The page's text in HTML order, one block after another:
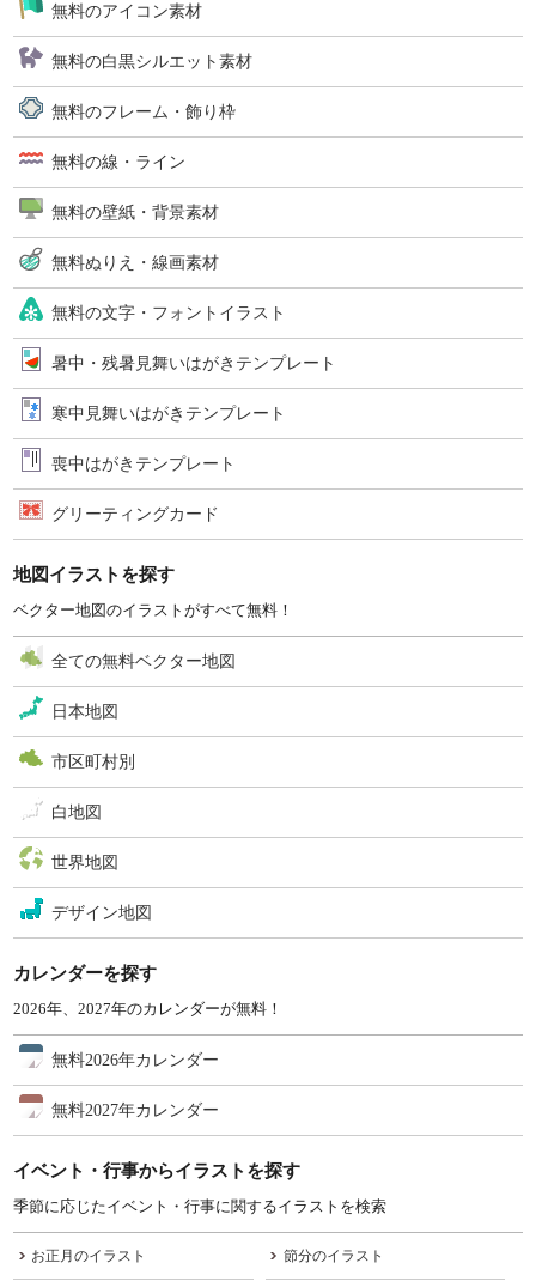
無料のアイコン素材
無料の白黒シルエット素材
無料のフレーム・飾り枠
無料の線・ライン
無料の壁紙・背景素材
無料ぬりえ・線画素材
無料の文字・フォントイラスト
暑中・残暑見舞いはがきテンプレート
寒中見舞いはがきテンプレート
喪中はがきテンプレート
グリーティングカード
地図イラストを探す
ベクター地図のイラストがすべて無料！
全ての無料ベクター地図
日本地図
市区町村別
白地図
世界地図
デザイン地図
カレンダーを探す
2026年、2027年のカレンダーが無料！
無料2026年カレンダー
無料2027年カレンダー
イベント・行事からイラストを探す
季節に応じたイベント・行事に関するイラストを検索
お正月のイラスト 節分のイラスト